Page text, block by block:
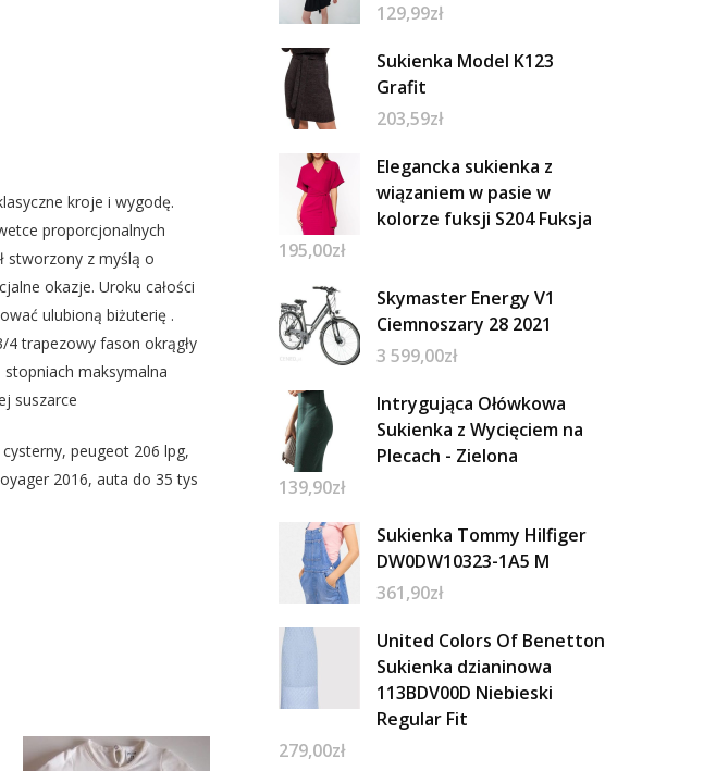
kroje i wygodę.
proporcjonalnych
stworzony z myślą o
okazje. Uroku całości
ulubioną biżuterię .
4 trapezowy fason okrągły
maksymalna
suszarce
peugeot 206 lpg,
2016, auta do 35 tys
129,99zł
Sukienka Model K123
Grafit
203,59zł
Elegancka sukienka z
wiązaniem w pasie w
kolorze fuksji S204 Fuksja
195,00zł
Skymaster Energy V1
Ciemnoszary 28 2021
3 599,00zł
Intrygująca Ołówkowa
Sukienka z Wycięciem na
Plecach - Zielona
139,90zł
Sukienka Tommy Hilfiger
DW0DW10323-1A5 M
361,90zł
United Colors Of Benetton
Sukienka dzianinowa
113BDV00D Niebieski
Regular Fit
279,00zł